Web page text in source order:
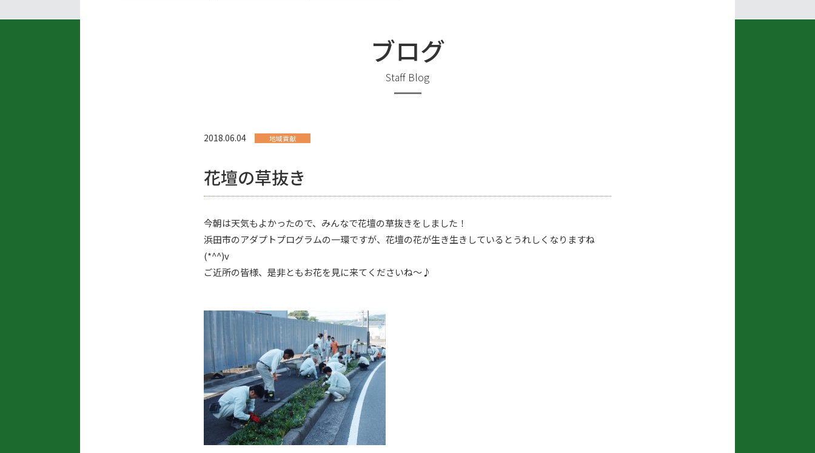
ブログ
Staff Blog
2018.06.04 地域貢献
花壇の草抜き
今朝は天気もよかったので、みんなで花壇の草抜きをしました！
浜田市のアダプトプログラムの一環ですが、花壇の花が生き生きしているとうれしくなりますね
(*^^)v
ご近所の皆様、是非ともお花を見に来てくださいね～♪